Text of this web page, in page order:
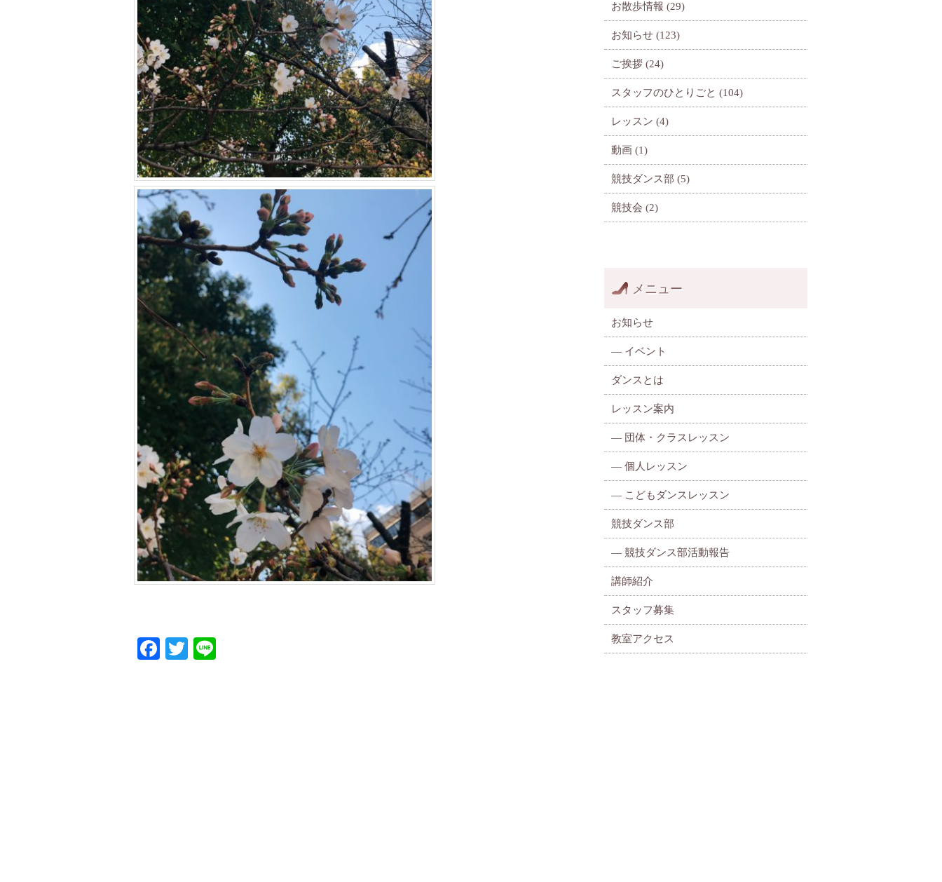
Facebook
Twitter
お散歩情報 (29)
お知らせ (123)
ご挨拶 (24)
スタッフのひとりごと (104)
レッスン (4)
動画 (1)
競技ダンス部 (5)
競技会 (2)
メニュー
お知らせ
— イベント
ダンスとは
レッスン案内
— 団体・クラスレッスン
— 個人レッスン
— こどもダンスレッスン
競技ダンス部
— 競技ダンス部活動報告
講師紹介
スタッフ募集
教室アクセス